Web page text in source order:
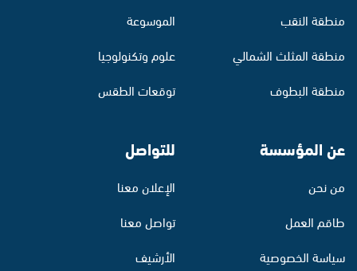
منطقة النقب
منطقة المثلث الشمالي
منطقة البطوف
الموسوعة
علوم وتكنولوجيا
توقعات الطقس
عن المؤسسة
من نحن
طاقم العمل
سياسة الخصوصية
للتواصل
الإعلان معنا
تواصل معنا
الأرشيف